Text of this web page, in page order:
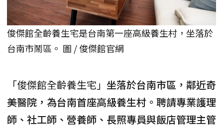
俊傑館全齡養生宅是台南第一座高級養生村，坐落於
台南市鬧區。 圖 / 俊傑館官網
「俊傑館全齡養生宅」 坐落於台南市區，鄰近奇
美醫院，為台南首座高級養生村。聘請專業護理
師、社工師、營養師、長照專員與飯店管理主管